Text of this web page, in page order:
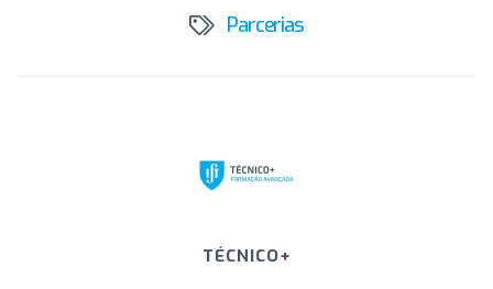
Parcerias
TÉCNICO+